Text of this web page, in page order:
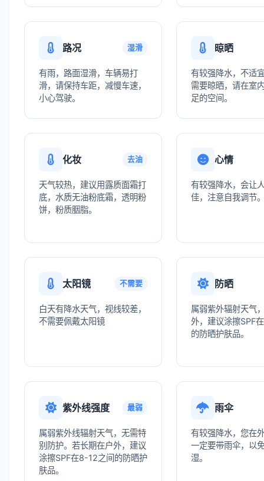
路况 湿滑
有雨，路面湿滑，车辆易打
滑，请保持车距，减慢车速，
小心驾驶。
晾晒
有较强降水，不适
需要晾晒，请在室
足的空间。
化妆 去油
天气较热，建议用露质面霜打
底，水质无油粉底霜，透明粉
饼，粉质胭脂。
心情
有较强降水，会让
佳，注意自我调节
太阳镜 不需要
白天有降水天气，视线较差，
不需要佩戴太阳镜
防晒
属弱紫外辐射天气
外，建议涂擦SPF
的防晒护肤品。
紫外线强度 最弱
属弱紫外线辐射天气，无需特
别防护。若长期在户外，建议
涂擦SPF在8-12之间的防晒护
肤品。
雨伞
有较强降水，您在
一定要带雨伞，以
湿。